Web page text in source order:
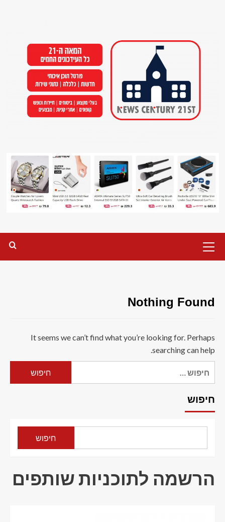
Menu
Nothing Found
It seems we can’t find what you’re looking for. Perhaps
searching can help.
חיפוש
חיפוש
הרשמה לתוכניות שותפים